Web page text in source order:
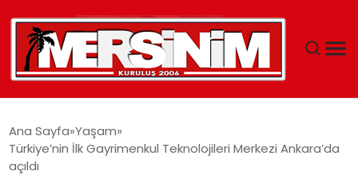
YAŞAM
Ana Sayfa Yaşam
Türkiye’nin İlk Gayrimenkul Teknolojileri Merkezi Ankara’da
açıldı